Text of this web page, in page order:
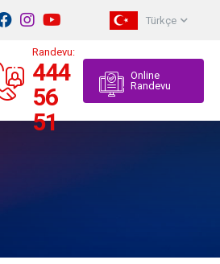
Türkçe
Randevu:
444
56
51
Online
Randevu